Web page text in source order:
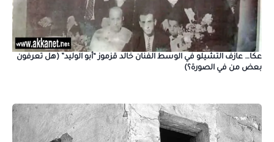
عكا… عازف التشيلو في الوسط الفنان خالد قزموز “أبو الوليد” (هل تعرفون
بعض من في الصورة؟)